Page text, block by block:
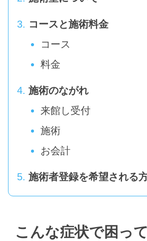
コースと施術料金
コース
料金
施術のながれ
来館し受付
施術
お会計
施術者登録を希望される
こんな症状で困っ